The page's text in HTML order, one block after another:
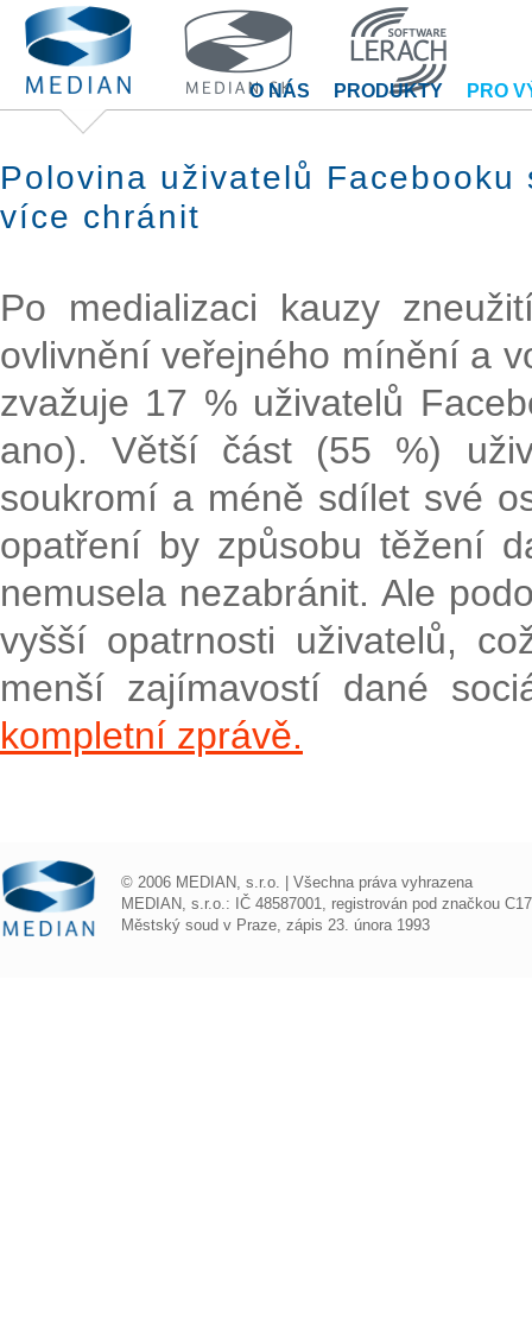
O NÁS PRODUKTY PRO
Polovina uživatelů
více chránit
Po medializaci kauzy
ovlivnění veřejného mínění a
zvažuje 17 % uživatelů
ano). Větší část (55 %)
soukromí a méně sdílet své
opatření by způsobu těžení
nemusela nezabránit. Ale
vyšší opatrnosti uživatelů,
menší zajímavostí dané
kompletní zprávě.
© 2006 MEDIAN, s.r.o. | Všechna práva vyhrazena
MEDIAN, s.r.o.: IČ 48587001, registrován pod značkou
Městský soud v Praze, zápis 23. února 1993